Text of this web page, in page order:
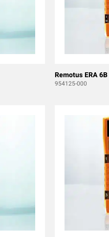
Remotus ERA 6B
954125-000